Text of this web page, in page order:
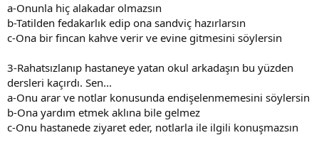
a-Onunla hiç alakadar olmazsın
b-Tatilden fedakarlık edip ona sandviç hazırlarsın
c-Ona bir fincan kahve verir ve evine gitmesini söylersin
3-Rahatsızlanıp hastaneye yatan okul arkadaşın bu yüzden
dersleri kaçırdı. Sen...
a-Onu arar ve notlar konusunda endişelenmemesini söylersin
b-Ona yardım etmek aklına bile gelmez
c-Onu hastanede ziyaret eder, notlarla ile ilgili konuşmazsın